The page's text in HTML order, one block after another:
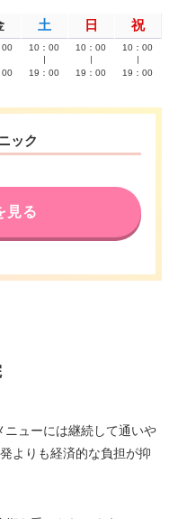
土 日 祝
00
00
10：00
19：00
10：00
19：00
10：00
19：00
ック
見る
ニューには継続して通いや
よりも経済的な負担が抑